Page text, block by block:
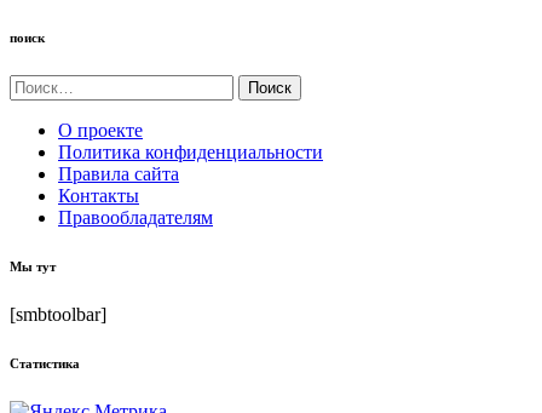
поиск
Найти:
О проекте
Политика конфиденциальности
Правила сайта
Контакты
Правообладателям
Мы тут
[smbtoolbar]
Статистика